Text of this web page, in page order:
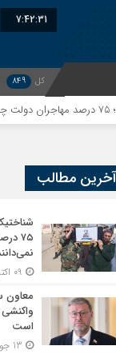
7:42:32
کل 849
آخرین مطالب
۷۵
معاون
است